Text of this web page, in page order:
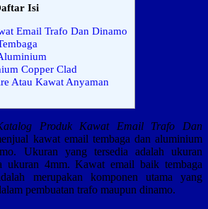
Isi
Email Trafo Dan Dinamo
Copper Clad
Atau Kawat Anyaman
Produk Kawat Email Trafo Dan
kawat email tembaga dan aluminium
Ukuran yang tersedia adalah ukuran
ukuran 4mm. Kawat email baik tembaga
merupakan komponen utama yang
pembuatan trafo maupun dinamo.